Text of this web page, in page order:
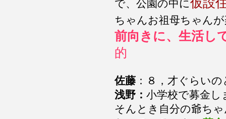
で、公園の中に仮設
ちゃんお祖母ちゃん
前向きに、生活し
的
佐藤 ：８，才ぐらい
浅野： 小学校で募金
そんとき自分の爺ち